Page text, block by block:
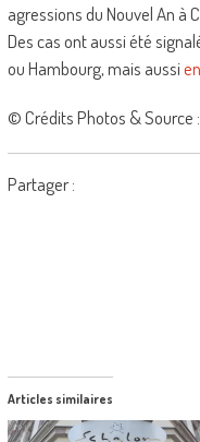
agressions du Nouvel An à
Des cas ont aussi été
ou Hambourg, mais aussi
© Crédits Photos & Source :
Partager :
Articles similaires